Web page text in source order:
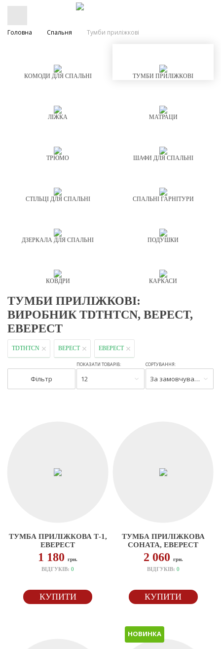
Головна Спальня Тумби приліжкові
КОМОДИ ДЛЯ СПАЛЬНІ ТУМБИ ПРИЛІЖКОВІ
ЛІЖКА МАТРАЦИ
ТРЮМО ШАФИ ДЛЯ СПАЛЬНІ
СТІЛЬЦІ ДЛЯ СПАЛЬНІ СПАЛЬНІ ГАРНІТУРИ
ДЗЕРКАЛА ДЛЯ СПАЛЬНІ ПОДУШКИ
КОВДРИ КАРКАСИ
ТУМБИ ПРИЛІЖКОВІ:
ВИРОБНИК TDTHTCN, ВЕРЕСТ,
ЕВЕРЕСТ
TDTHTCN ВЕРЕСТ ЕВЕРЕСТ
Фільтр
ПОКАЗАТИ ТОВАРІВ:
12
СОРТУВАННЯ:
За замовчуванням
ТУМБА ПРИЛІЖКОВА Т-1,
ЕВЕРЕСТ
1 180грн.
ВІДГУКІВ:0
КУПИТИ
ТУМБА ПРИЛІЖКОВА
СОНАТА, ЕВЕРЕСТ
2 060 грн.
ВІДГУКІВ: 0
КУПИТИ
НОВИНКА